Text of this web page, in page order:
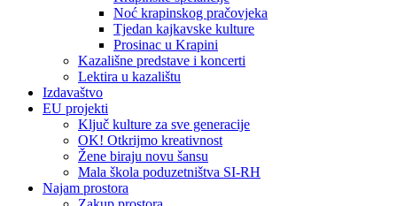
Noć krapinskog pračovjeka
Tjedan kajkavske kulture
Prosinac u Krapini
Kazališne predstave i koncerti
Lektira u kazalištu
Izdavaštvo
EU projekti
Ključ kulture za sve generacije
OK! Otkrijmo kreativnost
Žene biraju novu šansu
Mala škola poduzetništva SI-RH
Najam prostora